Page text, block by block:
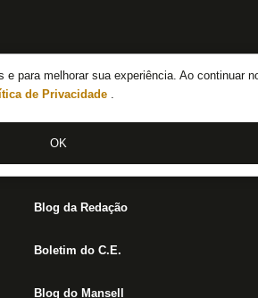
e para melhorar sua experiência. Ao continuar
de Privacidade .
OK
Notícias do Botafogo
Fórum
Jogos
Blog da Redação
Boletim do C.E.
Blog do Mansell